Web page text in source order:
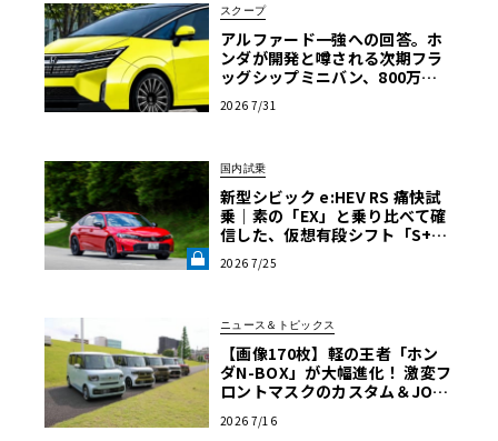
スクープ
アルファード一強への回答。ホ
ンダが開発と噂される次期フラ
ッグシップミニバン、800万円
2026 7/31
国内試乗
新型シビック e:HEV RS 痛快試
乗｜素の「EX」と乗り比べて確
信した、仮想有段シフト「S+Sh
B》
2026 7/25
ニュース＆トピックス
【画像170枚】軽の王者「ホン
ダN-BOX」が大幅進化！ 激変フ
ロントマスクのカスタム＆JOY
2026 7/16